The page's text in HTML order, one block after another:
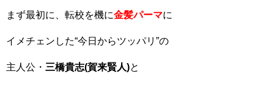
まず最初に、転校を機に金髪パーマに
イメチェンした“今日からツッパリ”の
主人公・ 三橋貴志(賀来賢人)と